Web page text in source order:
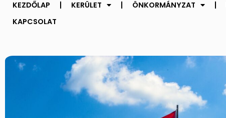
KEZDŐLAP KERÜLET ÖNKORMÁNYZAT
KAPCSOLAT